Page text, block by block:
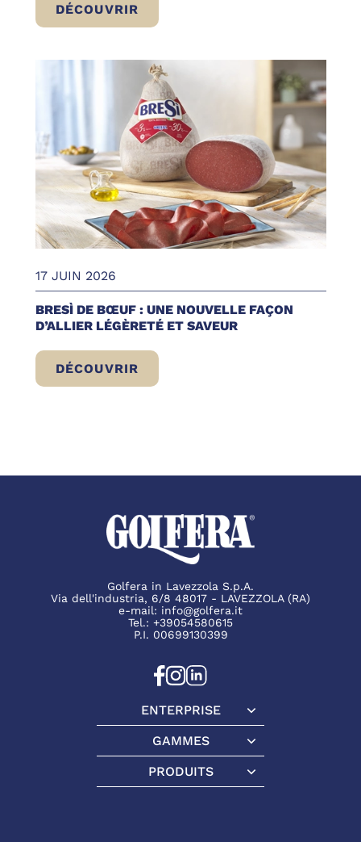
DÉCOUVRIR
BRESÌ DE BŒUF EN BARQUETTE: LE
17 JUIN 2026
BRESÌ DE BŒUF : UNE NOUVELLE FAÇON
D’ALLIER LÉGÈRETÉ ET SAVEUR
DÉCOUVRIR
BRESÌ DE BŒUF : UNE NOUVELLE FAÇON
Golfera in Lavezzola S.p.A.
Via dell'industria, 6/8 48017 - LAVEZZOLA (RA)
e-mail: info@golfera.it
Tel.: +39054580615
P.I. 00699130399
ENTERPRISE
Enterprise
GAMMES
Gammes
PRODUITS
Produits